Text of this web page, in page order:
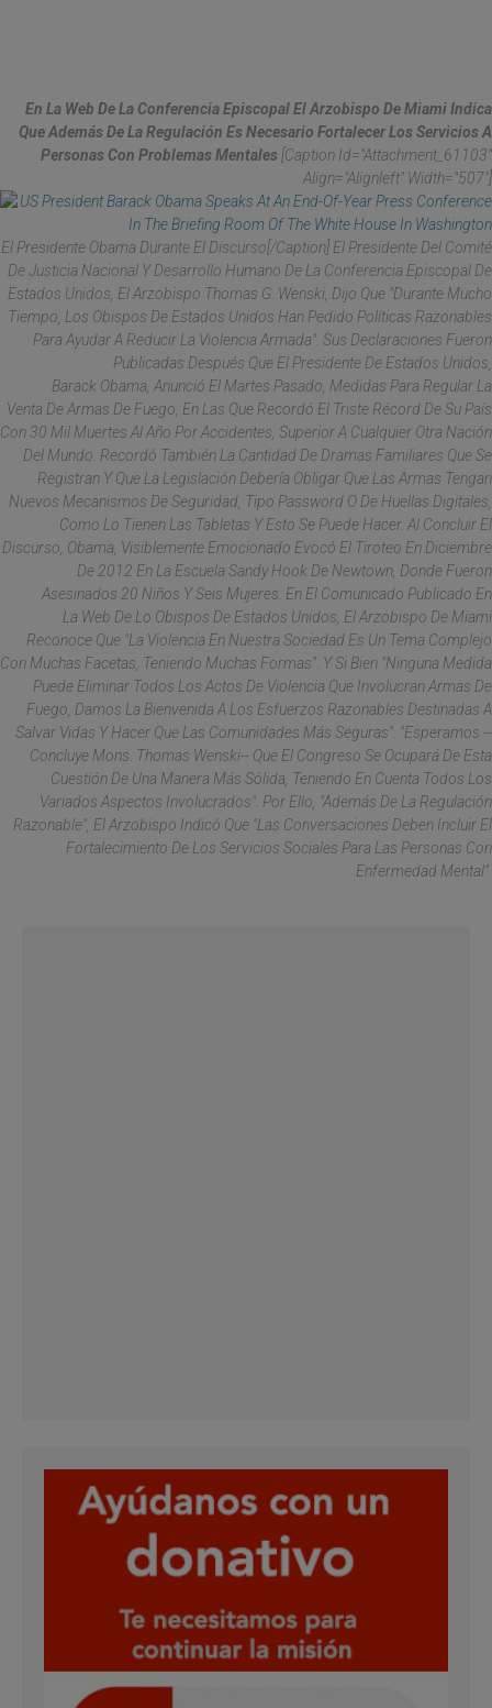
En La Web De La Conferencia Episcopal El Arzobispo De Miami Indica
Que Además De La Regulación Es Necesario Fortalecer Los Servicios A
Personas Con Problemas Mentales [caption Id="attachment_61103"
Align="alignleft" Width="507"]
El Presidente Obama Durante El Discurso[/caption] El Presidente Del Comité
De Justicia Nacional Y Desarrollo Humano De La Conferencia Episcopal De
Estados Unidos , El Arzobispo Thomas G. Wenski, Dijo Que "durante Mucho
Tiempo, Los Obispos De Estados Unidos Han Pedido Políticas Razonables
Para Ayudar A Reducir La Violencia Armada". Sus Declaraciones Fueron
Publicadas Después Que El Presidente De Estados Unidos,
Barack Obama, Anunció El Martes Pasado, Medidas Para Regular La
Venta De Armas De Fuego, En Las Que Recordó El Triste Récord De Su País
Con 30 Mil Muertes Al Año Por Accidentes, Superior A Cualquier Otra Nación
Del Mundo. Recordó También La Cantidad De Dramas Familiares Que Se
Registran Y Que La Legislación Debería Obligar Que Las Armas Tengan
Nuevos Mecanismos De Seguridad, Tipo Password O De Huellas Digitales,
Como Lo Tienen Las Tabletas Y Esto Se Puede Hacer. Al Concluir El
Discurso, Obama, Visiblemente Emocionado Evocó El Tiroteo En Diciembre
De 2012 En La Escuela Sandy Hook De Newtown, Donde Fueron
Asesinados 20 Niños Y Seis Mujeres. En El Comunicado Publicado En
La Web De Lo Obispos De Estados Unidos, El Arzobispo De Miami
Reconoce Que "la Violencia En Nuestra Sociedad Es Un Tema Complejo
Con Muchas Facetas, Teniendo Muchas Formas". Y Si Bien "ninguna Medida
Puede Eliminar Todos Los Actos De Violencia Que Involucran Armas De
Fuego, Damos La Bienvenida A Los Esfuerzos Razonables Destinadas A
Salvar Vidas Y Hacer Que Las Comunidades Más Seguras". "Esperamos --
Concluye Mons. Thomas Wenski-- Que El Congreso Se Ocupará De Esta
Cuestión De Una Manera Más Sólida, Teniendo En Cuenta Todos Los
Variados Aspectos Involucrados". Por Ello, "además De La Regulación
Razonable", El Arzobispo Indicó Que "las Conversaciones Deben Incluir El
Fortalecimiento De Los Servicios Sociales Para Las Personas Con
Enfermedad Mental".